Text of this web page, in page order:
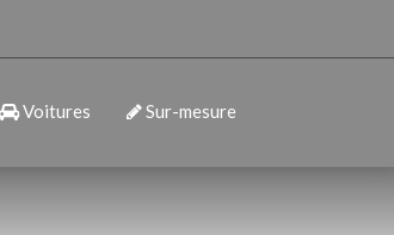
Voitures Sur-mesure